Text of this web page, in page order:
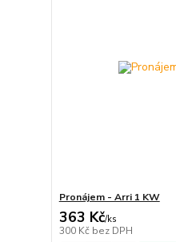
Pronájem - Arri 1 KW
363 Kč/ks
300 Kč bez DPH